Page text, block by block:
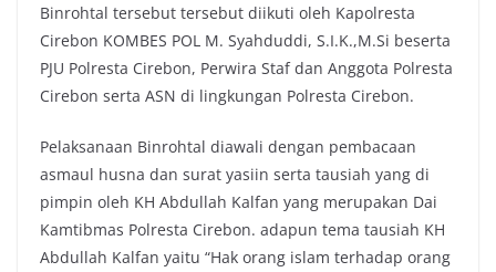
Binrohtal tersebut tersebut diikuti oleh Kapolresta
Cirebon KOMBES POL M. Syahduddi, S.I.K.,M.Si beserta
PJU Polresta Cirebon, Perwira Staf dan Anggota Polresta
Cirebon serta ASN di lingkungan Polresta Cirebon.
Pelaksanaan Binrohtal diawali dengan pembacaan
asmaul husna dan surat yasiin serta tausiah yang di
pimpin oleh KH Abdullah Kalfan yang merupakan Dai
Kamtibmas Polresta Cirebon. adapun tema tausiah KH
Abdullah Kalfan yaitu “Hak orang islam terhadap orang